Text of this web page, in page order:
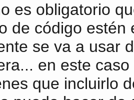
es obligatorio
de código
se va a usar
en este
que incluirlo